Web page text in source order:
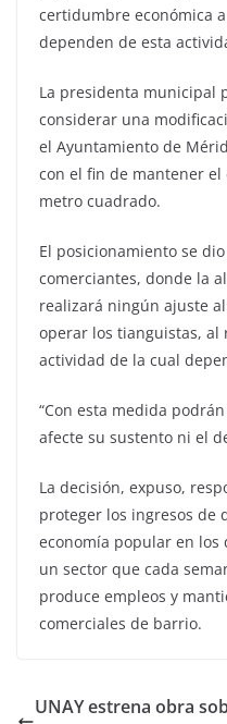
certidumbre económica
dependen de esta
La presidenta municipal
considerar una
el Ayuntamiento de
con el fin de mantener el
metro cuadrado.
El posicionamiento se
comerciantes, donde la
realizará ningún ajuste
operar los tianguistas, al
actividad de la cual
“Con esta medida
afecte su sustento ni el
La decisión, expuso,
proteger los ingresos de
economía popular en
un sector que cada
produce empleos y
comerciales de barrio.
UNAY estrena obra